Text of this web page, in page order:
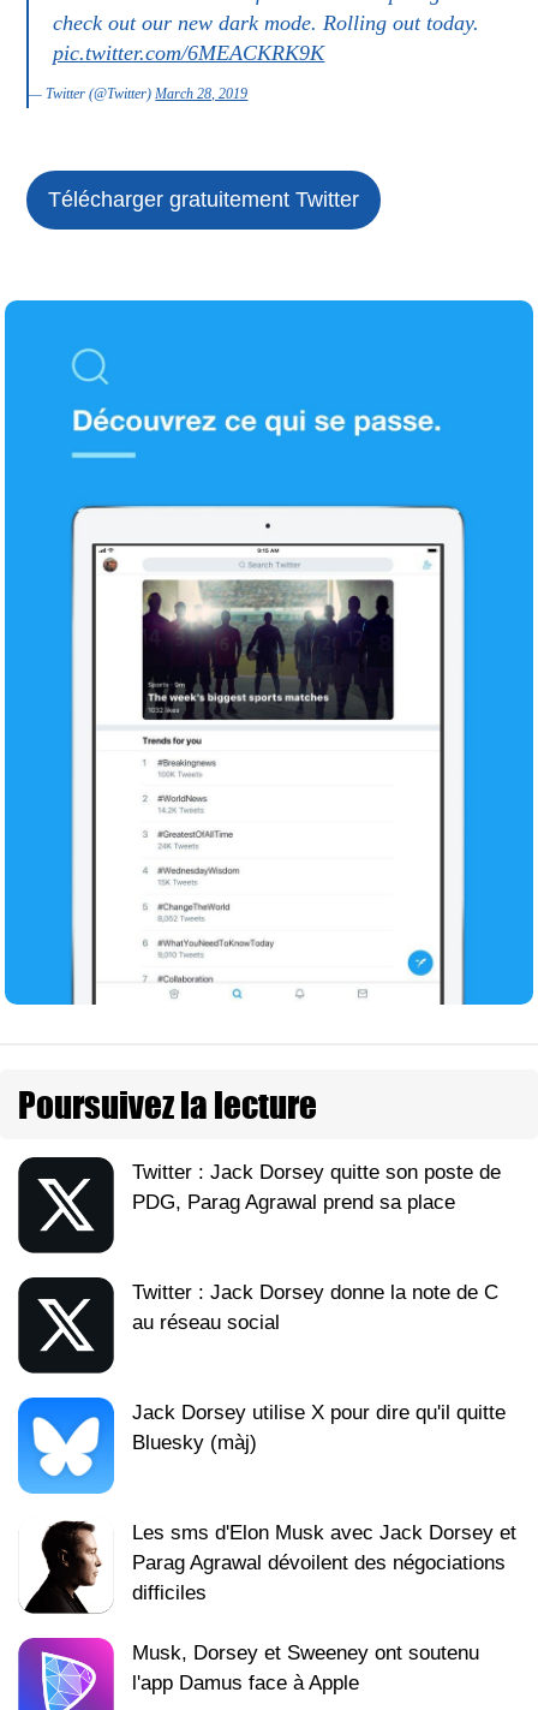
check out our new dark mode. Rolling out today.
pic.twitter.com/6MEACKRK9K
— Twitter (@Twitter)March 28, 2019
Télécharger gratuitementTwitter
Poursuivez la lecture
Twitter : Jack Dorsey quitte son poste de
PDG, Parag Agrawal prend sa place
Twitter : Jack Dorsey donne la note de C
au réseau social
Jack Dorsey utilise X pour dire qu'il quitte
Bluesky (màj)
Les sms d'Elon Musk avec Jack Dorsey et
Parag Agrawal dévoilent des négociations
difficiles
Musk, Dorsey et Sweeney ont soutenu
l'app Damus face à Apple